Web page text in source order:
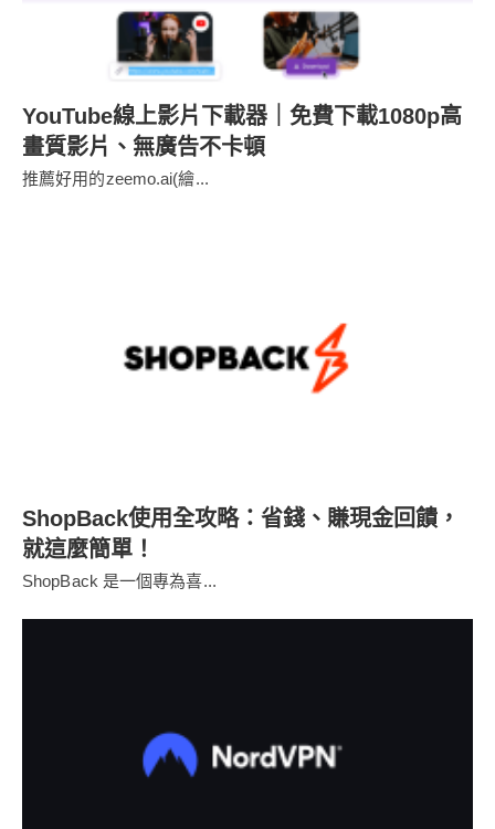
YouTube線上影片下載器｜免費下載1080p高
畫質影片、無廣告不卡頓
推薦好用的zeemo.ai(繪...
ShopBack使用全攻略：省錢、賺現金回饋，
就這麼簡單！
ShopBack 是一個專為喜...